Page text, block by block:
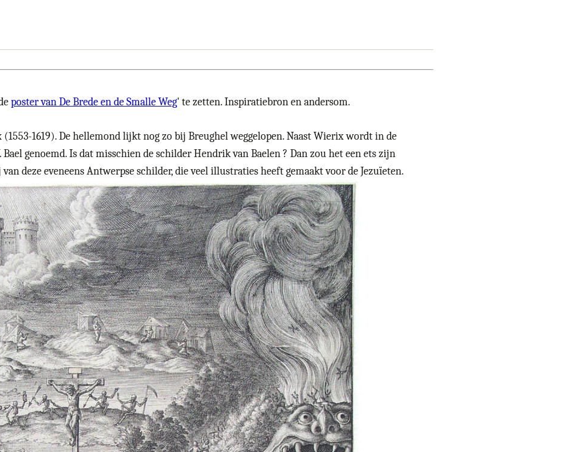
poster van De Brede en de Smalle Weg' te zetten. Inspiratiebron en andersom.
1619). De hellemond lijkt nog zo bij Breughel weggelopen. Naast Wierix wordt in de
genoemd. Is dat misschien de schilder Hendrik van Baelen ? Dan zou het een ets zijn
deze eveneens Antwerpse schilder, die veel illustraties heeft gemaakt voor de Jezuïeten.